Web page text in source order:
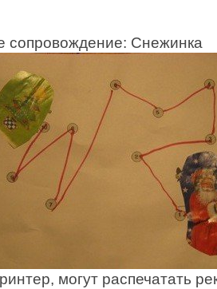
сопровождение: Снежинка
могут распечатать